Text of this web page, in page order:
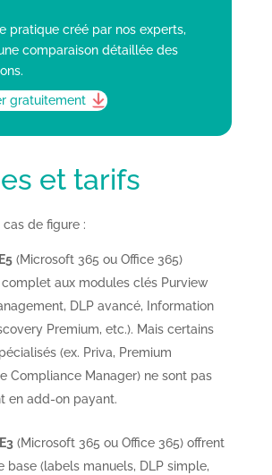
pratique créé par nos experts,
comparaison détaillée des
gratuitement
et tarifs
de figure :
(Microsoft 365 ou Office 365)
aux modules clés Purview
DLP avancé, Information
Premium, etc.). Mais certains
(ex. Priva, Premium
Compliance Manager) ne sont pas
en add-on payant.
(Microsoft 365 ou Office 365) offrent
base (labels manuels, DLP simple,